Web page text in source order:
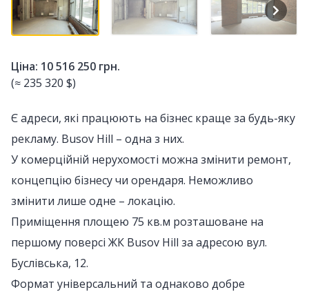
Ціна: 10 516 250 грн.
(≈ 235 320 $)
Є адреси, які працюють на бізнес краще за будь-яку
рекламу. Busov Hill – одна з них.
У комерційній нерухомості можна змінити ремонт,
концепцію бізнесу чи орендаря. Неможливо
змінити лише одне – локацію.
Приміщення площею 75 кв.м розташоване на
першому поверсі ЖК Busov Hill за адресою вул.
Буслівська, 12.
Формат універсальний та однаково добре